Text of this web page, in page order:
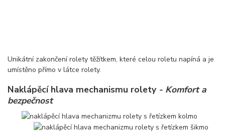
Unikátní zakončení rolety těžítkem, které celou roletu napíná a je
umístěno přímo v látce rolety.
Naklápěcí hlava mechanismu rolety - Komfort a
bezpečnost